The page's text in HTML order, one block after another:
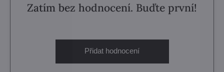
Zatím bez hodnocení. Buďte první!
Přidat hodnocení